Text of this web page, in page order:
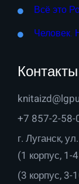
Всё это
Человек.
Контакты
+7 857-2-58-
г. Луганск,
(1 корпус, 1-
(3 корпус, 3-